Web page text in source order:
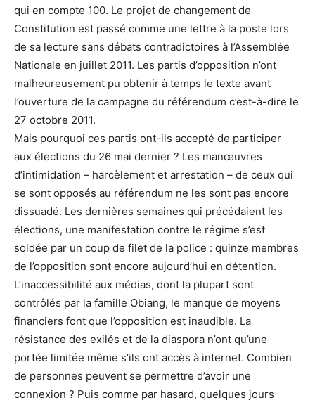
qui en compte 100. Le projet de changement de
Constitution est passé comme une lettre à la poste lors
de sa lecture sans débats contradictoires à l’Assemblée
Nationale en juillet 2011. Les partis d’opposition n’ont
malheureusement pu obtenir à temps le texte avant
l’ouverture de la campagne du référendum c’est-à-dire le
27 octobre 2011.
Mais pourquoi ces partis ont-ils accepté de participer
aux élections du 26 mai dernier ? Les manœuvres
d’intimidation – harcèlement et arrestation – de ceux qui
se sont opposés au référendum ne les sont pas encore
dissuadé. Les dernières semaines qui précédaient les
élections, une manifestation contre le régime s’est
soldée par un coup de filet de la police : quinze membres
de l’opposition sont encore aujourd’hui en détention.
L’inaccessibilité aux médias, dont la plupart sont
contrôlés par la famille Obiang, le manque de moyens
financiers font que l’opposition est inaudible. La
résistance des exilés et de la diaspora n’ont qu’une
portée limitée même s’ils ont accès à internet. Combien
de personnes peuvent se permettre d’avoir une
connexion ? Puis comme par hasard, quelques jours